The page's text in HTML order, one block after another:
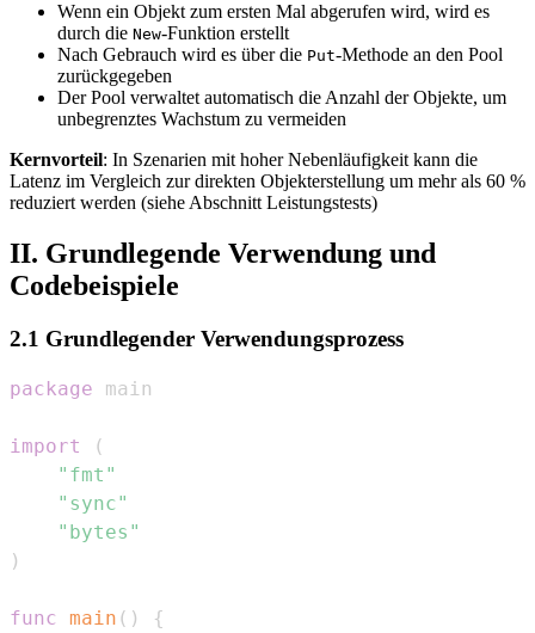
Wenn ein Objekt zum ersten Mal abgerufen wird, wird es
durch die New-Funktion erstellt
Nach Gebrauch wird es über die Put-Methode an den Pool
zurückgegeben
Der Pool verwaltet automatisch die Anzahl der Objekte, um
unbegrenztes Wachstum zu vermeiden
Kernvorteil: In Szenarien mit hoher Nebenläufigkeit kann die
Latenz im Vergleich zur direkten Objekterstellung um mehr als 60 %
reduziert werden (siehe Abschnitt Leistungstests)
II. Grundlegende Verwendung und
Codebeispiele
2.1 Grundlegender Verwendungsprozess
package
import
(
"fmt"
"sync"
"bytes"
)
func main ( )
{